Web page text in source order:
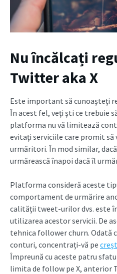
Nu încălcați
Twitter aka X
Este important să cunoașteți
În acest fel, veți ști ce trebuie
platforma nu vă limitează
evitați serviciile care promit să
urmăritori. În mod similar,
urmărească înapoi dacă îl
Platforma consideră aceste
comportament de urmărire
calității tweet-urilor dvs. este
utilizarea acestor servicii. De
tehnica follower churn. Odată
conturi, concentrați-vă pe
Împreună cu aceste patru
limita de follow pe X, anterior